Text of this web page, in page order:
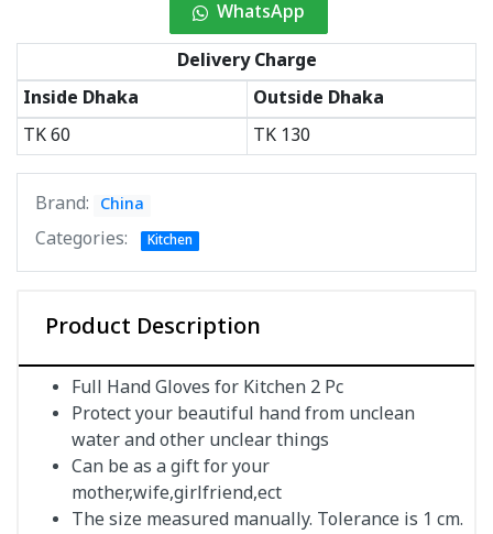
WhatsApp
Delivery Charge
Inside Dhaka
Outside Dhaka
TK60 TK 130
Brand: China
Categories: Kitchen
Product Description
Full Hand Gloves for Kitchen 2 Pc
Protect your beautiful hand from unclean
water and other unclear things
Can be as a gift for your
mother,wife,girlfriend,ect
The size measured manually. Tolerance is 1 cm.